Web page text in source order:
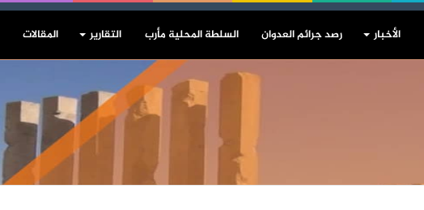
الأخبار رصد جرائم العدوان السلطة المحلية مأرب التقارير المقالات